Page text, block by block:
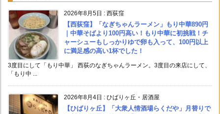
2026年8月5日 : 西荻窪
【西荻窪】「なぎちゃんラーメン」もり中華890円
｜中華そばより100円高い！もり中華に初挑戦！チ
ャーシューもしっかりゆで卵も入って、100円以上
に満足感の高い1杯でした！
3度目にして「もり中華」 西荻のなぎちゃんラーメン。3度目の来店にして、
「もり中 ...
2026年8月4日 : ひばりヶ丘・居酒屋
【ひばりヶ丘】「大衆人情酒場らくだや」月替りで